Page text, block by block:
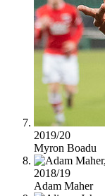
2019/20
Myron Boadu
2018/19
Adam Maher